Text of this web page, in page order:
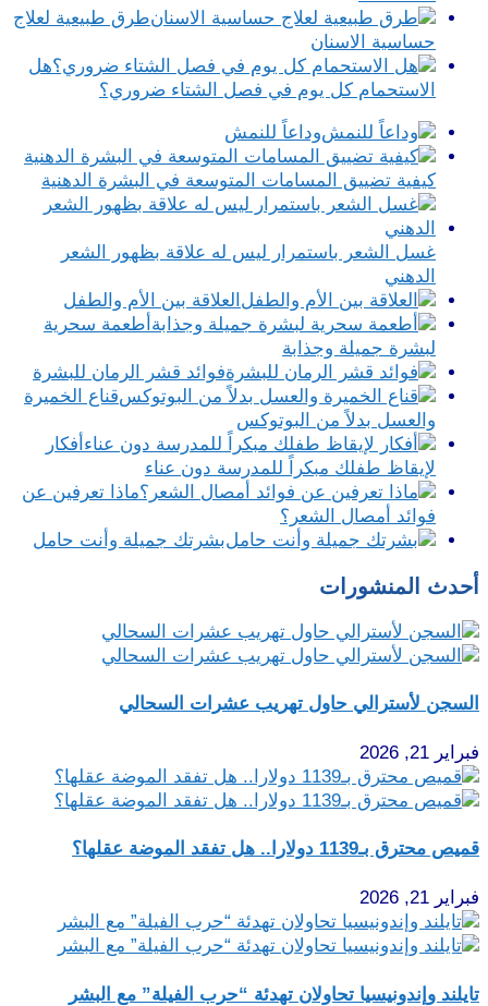
طرق طبيعية لعلاج
حساسية الاسنان
هل
الاستحمام كل يوم في فصل الشتاء ضروري؟
وداعاً للنمش
كيفية تضييق المسامات المتوسعة في البشرة الدهنية
غسل الشعر باستمرار ليس له علاقة بظهور الشعر
الدهني
العلاقة بين الأم والطفل
أطعمة سحرية
لبشرة جميلة وجذابة
فوائد قشر الرمان للبشرة
قناع الخميرة
والعسل بدلاً من البوتوكس
أفكار
لإيقاظ طفلك مبكراً للمدرسة دون عناء
ماذا تعرفين عن
فوائد أمصال الشعر؟
بشرتك جميلة وأنت حامل
أحدث المنشورات
السجن لأسترالي حاول تهريب عشرات السحالي
فبراير 21, 2026
قميص محترق بـ1139 دولارا.. هل تفقد الموضة عقلها؟
فبراير 21, 2026
تايلند وإندونيسيا تحاولان تهدئة “حرب الفيلة” مع البشر